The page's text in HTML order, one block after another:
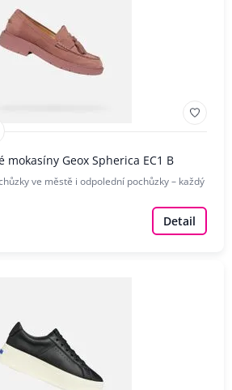
mokasíny Geox Spherica EC1 B
ve městě i odpolední pochůzky – každý
Detail